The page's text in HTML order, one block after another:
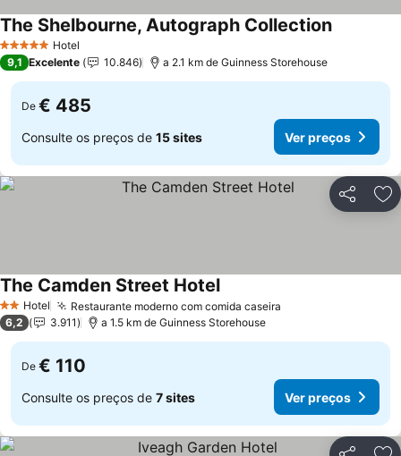
5 Estrelas Hotel
The Shelbourne, Autograph CollectionVer
9,1 Excelente 10.846 a 2.1 km de Guinness Storehouse
De € 485
Consulte os preços de 15 sites Ver preços
Partilhar
2 Estrelas
Hotel Restaurante moderno com comida caseira
The Camden Street HotelVer preços
6,2 3.911 a 1.5 km de Guinness Storehouse
De € 110
Consulte os preços de 7 sites Ver preços